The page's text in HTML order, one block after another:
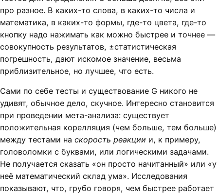
про разное. В каких-то слова, в каких-то числа и
математика, в каких-то формы, где-то цвета, где-то
кнопку надо нажимать как можно быстрее и точнее —
совокупность результатов, ±статистическая
погрешность, дают искомое значение, весьма
приблизительное, но лучшее, что есть.
Сами по себе тесты и существование G никого не
удивят, обычное дело, скучное. Интересно становится
при проведении мета-анализа: существует
положительная корелляция (чем больше, тем больше)
между тестами на скорость реакции и, к примеру,
головоломки с буквами, или логическими задачами.
Не получается сказать «он просто начитанный» или «у
неё математический склад ума». Исследования
показывают, что, грубо говоря, чем быстрее работает